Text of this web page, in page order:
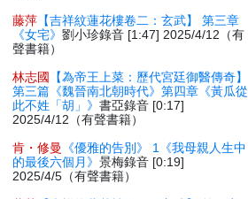
藤萍 【吉祥紋蓮花樓卷二：玄武】 第三章
《女宅》劉小珍錄音 [1:47] 2025/4/12（有
聲書籍）
林志國
【為帝王上菜：歷代宮廷御醫傳奇】
第三篇《魏晉南北朝時代》第四章《黃瓜從
此不姓「胡」》書亞錄音 [0:17]
2025/4/12（有聲書籍）
肯・修曼
《優雅的告別》 1《我母親人生中
的最後六個月》景梅錄音 [0:19]
2025/4/5（有聲書籍）